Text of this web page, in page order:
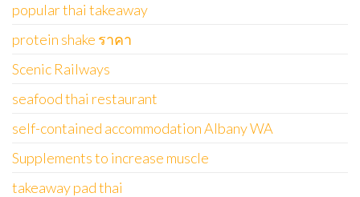
popular thai takeaway
protein shake ราคา
Scenic Railways
seafood thai restaurant
self-contained accommodation Albany WA
Supplements to increase muscle
takeaway pad thai